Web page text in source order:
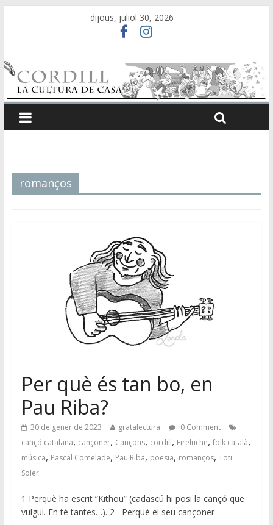
dijous, juliol 30, 2026
romanços
Per què és tan bo, en
Pau Riba?
30 de gener de 2023 gratalectura
0 Comment
cançó catalana, cançoner, Cançons, cordill, Fireluche, folk català,
música, Pascal Comelade, Pau Riba, poesia, romanços, Toti
Soler
1 Perquè ha escrit “Kithou” (cadascú hi posi la cançó que
vulgui. En té tantes…). 2 Perquè el seu cançoner